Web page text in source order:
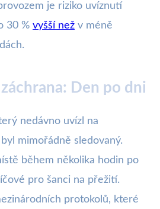
je riziko uvíznutí
30 % vyšší než v méně
Den po dni
nedávno uvízl na
mimořádně sledovaný.
během několika hodin po
pro šanci na přežití.
protokolů, které